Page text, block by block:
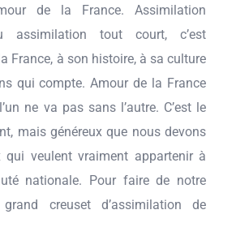
de la France. Assimilation
assimilation tout court, c’est
France, à son histoire, à sa culture
qui compte. Amour de la France
ne va pas sans l’autre. C’est le
mais généreux que nous devons
qui veulent vraiment appartenir à
nationale. Pour faire de notre
creuset d’assimilation de